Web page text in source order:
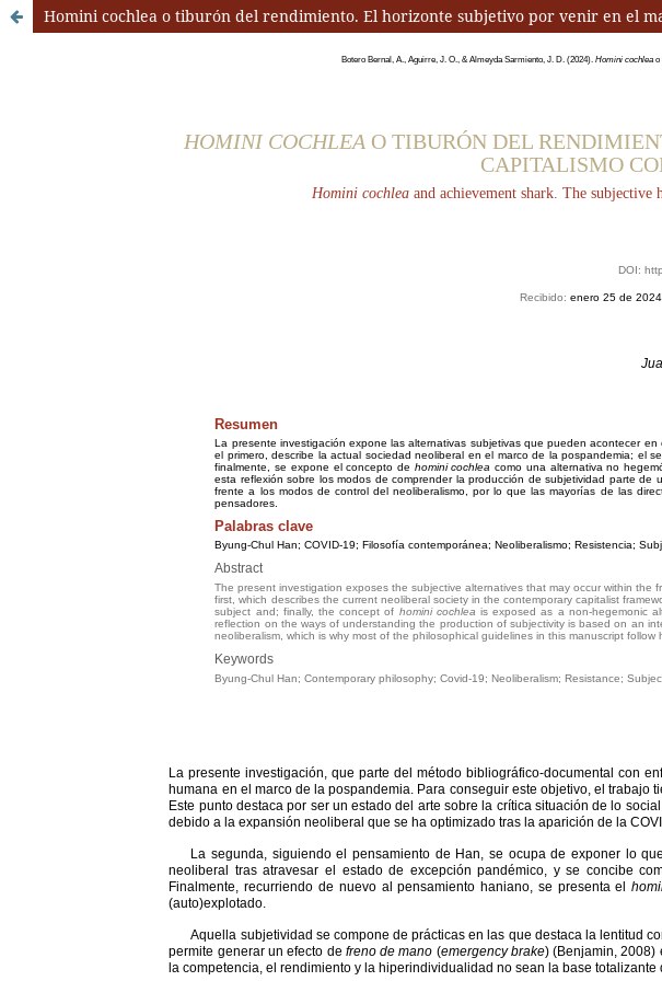
Homini cochlea o tiburón del rendimiento. El horizonte subjetivo por venir en el